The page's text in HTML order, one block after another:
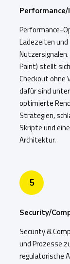
Performance-
Ladezeiten
Paint) stellt
Checkout ohne
dafür sind
optimierte
Strategien,
Skripte und
Architektur.
5
Security/
Security &
und Prozesse
regulatorische